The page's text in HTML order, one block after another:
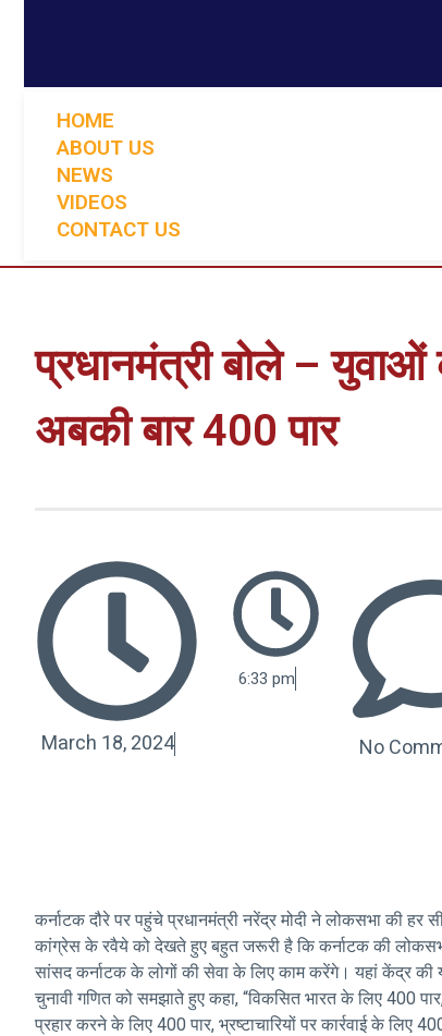
HOME
ABOUT US
NEWS
VIDEOS
CONTACT US
प्रधानमंत्री बोले –
अबकी बार 400 पार
March 18, 2024
6:33 pm
No
कर्नाटक दौरे पर पहुंचे प्रधानमंत्री नरेंद्र मोदी ने लोकसभा की
कांग्रेस के रवैये को देखते हुए बहुत जरूरी है कि कर्नाटक की
सांसद कर्नाटक के लोगों की सेवा के लिए काम करेंगे। यहां केंद्र
चुनावी गणित को समझाते हुए कहा, “विकसित भारत के लिए 400
प्रहार करने के लिए 400 पार, भ्रष्टाचारियों पर कार्रवाई के लिए